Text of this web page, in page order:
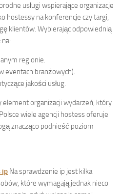
usługi wspierające organizacje
hostessy na konferencje czy targi,
klientów. Wybierając odpowiednią
regionie.
eventach branżowych).
jakości usług.
organizacji wydarzeń, który
wiele agencji hostess oferuje
znacząco podnieść poziom
ip Na sprawdzenie ip jest kilka
które wymagają jednak nieco